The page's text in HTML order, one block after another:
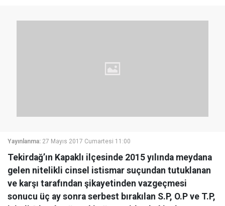
Yayınlanma: 27 Mayıs 2017 Cumartesi 11:00
Tekirdağ’ın Kapaklı ilçesinde 2015 yılında meydana
gelen nitelikli cinsel istismar suçundan tutuklanan
ve karşı tarafından şikayetinden vazgeçmesi
sonucu üç ay sonra serbest bırakılan S.P, O.P ve T.P,